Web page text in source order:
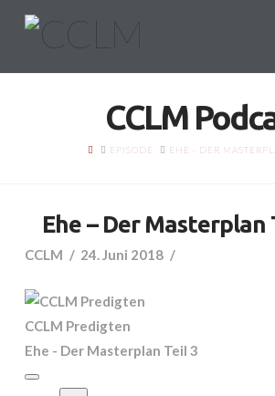
CCLM
HOMEEPISODE EHE - DER
Ehe – Der Masterplan
CCLM 24. Juni 2018
CCLM Predigten
Ehe - Der Masterplan Teil 3